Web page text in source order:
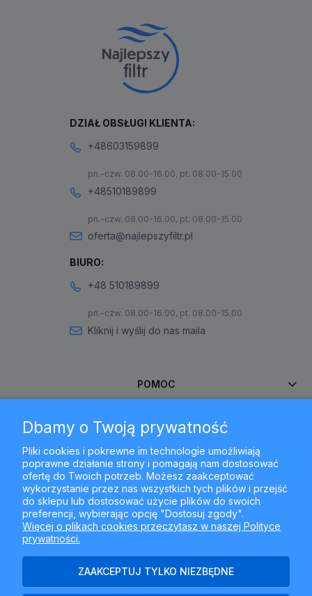
DZIAŁ OBSŁUGI KLIENTA:
+48603159899
pn.-czw. 08.00-16.00, pt. 08.00-15.00
+48510189899
pn.-czw. 08.00-16.00, pt. 08.00-15.00
oferta@najlepszyfiltr.pl
BIURO:
+48 510189899
pn.-czw. 08.00-16.00, pt. 08.00-15.00
Kliknij i wyślij do nas maila
POMOC
MOJE KONTO
PŁATNOŚCI I DOSTAWA
INFORMACJE
Dbamy o Twoją prywatność
Pliki cookies i pokrewne im technologie umożliwiają
poprawne działanie strony i pomagają nam dostosować
ofertę do Twoich potrzeb. Możesz zaakceptować
wykorzystanie przez nas wszystkich tych plików i przejść
do sklepu lub dostosować użycie plików do swoich
preferencji, wybierając opcję "Dostosuj zgody".
Więcej o plikach cookies przeczytasz w naszej Polityce
prywatności.
ZAAKCEPTUJ TYLKO NIEZBĘDNE